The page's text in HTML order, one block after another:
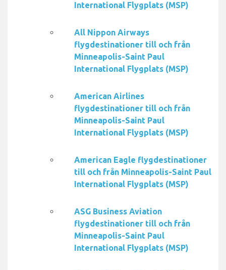
International Flygplats (MSP)
All Nippon Airways
flygdestinationer till och från
Minneapolis-Saint Paul
International Flygplats (MSP)
American Airlines
flygdestinationer till och från
Minneapolis-Saint Paul
International Flygplats (MSP)
American Eagle flygdestinationer
till och från Minneapolis-Saint Paul
International Flygplats (MSP)
ASG Business Aviation
flygdestinationer till och från
Minneapolis-Saint Paul
International Flygplats (MSP)